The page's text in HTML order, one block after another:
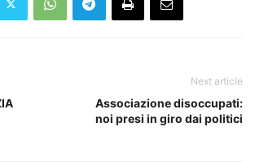
Next article
Associazione disoccupati:
noi presi in giro dai politici